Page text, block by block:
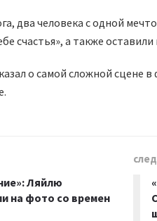
два человека с одной
счастья», а также
о самой сложной сцене
Ляйлю
на фото со времен